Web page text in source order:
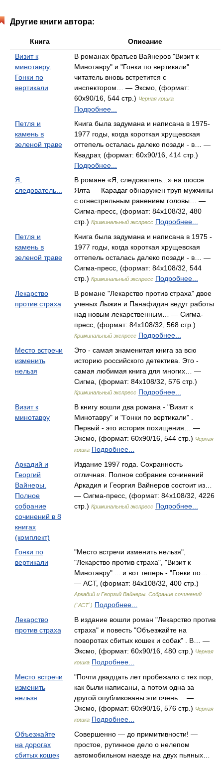
Другие книги автора:
Книга
Описание
Визит к
минотавру.
Гонки по
вертикали
В романах братьев Вайнеров "Визит к
Минотавру" и "Гонки по вертикали"
читатель вновь встретится с
инспектором… — Эксмо, (формат:
60x90/16, 544 стр.) Черная кошка
Подробнее...
Петля и
камень в
зеленой траве
Книга была задумана и написана в 1975-
1977 годы, когда короткая хрущевская
оттепель осталась далеко позади - в… —
Квадрат, (формат: 60x90/16, 414 стр.)
Подробнее...
Я,
следователь...
В романе «Я, следователь...» на шоссе
Ялта — Карадаг обнаружен труп мужчины
с огнестрельным ранением головы… —
Сигма-пресс, (формат: 84x108/32, 480
стр.) Криминальный экспресс Подробнее...
Петля и
камень в
зеленой траве
Книга была задумана и написана в 1975 -
1977 годы, когда короткая хрущевская
оттепель осталась далеко позади - в… —
Сигма-пресс, (формат: 84x108/32, 544
стр.) Криминальный экспресс Подробнее...
Лекарство
против страха
В романе "Лекарство против страха" двое
ученых Лыжин и Панафидин ведут работы
над новым лекарственным… — Сигма-
пресс, (формат: 84x108/32, 568 стр.)
Криминальный экспресс Подробнее...
Место встречи
изменить
нельзя
Это - самая знаменитая книга за всю
историю российского детектива. Это -
самая любимая книга для многих… —
Сигма, (формат: 84x108/32, 576 стр.)
Криминальный экспресс Подробнее...
Визит к
минотавру
В книгу вошли два романа - "Визит к
Минотавру" и "Гонки по вертикали" .
Первый - это история похищения… —
Эксмо, (формат: 60x90/16, 544 стр.) Черная
кошка Подробнее...
Аркадий и
Георгий
Вайнеры.
Полное
собрание
сочинений в 8
книгах
(комплект)
Издание 1997 года. Сохранность
отличная. Полное собрание сочинений
Аркадия и Георгия Вайнеров состоит из…
— Сигма-пресс, (формат: 84x108/32, 4226
стр.) Криминальный экспресс Подробнее...
Гонки по
вертикали
"Место встречи изменить нельзя",
"Лекарство против страха", "Визит к
Минотавру" ... и вот теперь - "Гонки по…
— АСТ, (формат: 84x108/32, 400 стр.)
Аркадий и Георгий Вайнеры. Собрание сочинений
(`АСТ`) Подробнее...
Лекарство
против страха
В издание вошли роман "Лекарство против
страха" и повесть "Объезжайте на
поворотах сбитых кошек и собак" . В… —
Эксмо, (формат: 60x90/16, 480 стр.) Черная
кошка Подробнее...
Место встречи
изменить
нельзя
"Почти двадцать лет пробежало с тех пор,
как были написаны, а потом одна за
другой опубликованы эти очень… —
Эксмо, (формат: 60x90/16, 576 стр.) Черная
кошка Подробнее...
Объезжайте
на дорогах
сбитых кошек
Совершенно — до примитивности! —
простое, рутинное дело о нелепом
автомобильном наезде на двух пьяных…